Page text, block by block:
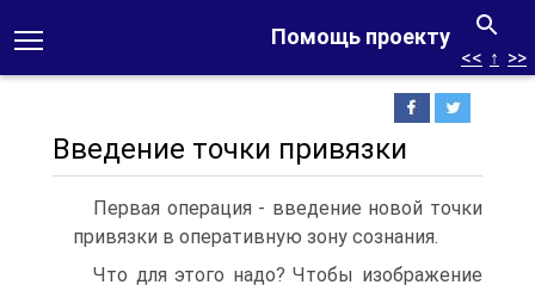
Помощь проекту
<< ↑ >>
Введение точки привязки
Первая операция - введение новой точки
привязки в оперативную зону сознания.
Что для этого надо? Чтобы изображение